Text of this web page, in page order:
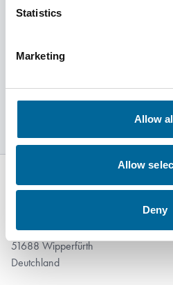
Statistics
Marketing
Allow
Allow
Deny
langfristig ausgerichtet, lokal
Werten geprägt.
Rote Höhe 13
51688 Wipperfürth
Deutchland